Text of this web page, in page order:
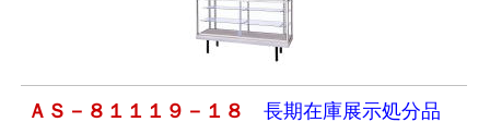
ＡＳ－８１１１９－１８
長期在庫展示処分品